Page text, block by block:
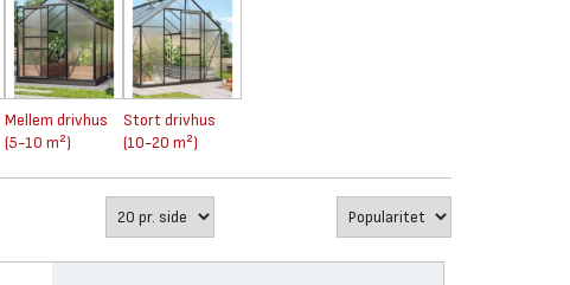
Mellem drivhus
(5-10 m²)
Stort drivhus
(10-20 m²)